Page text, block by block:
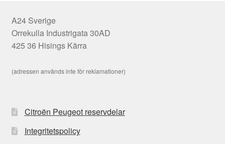
A24 Sverige
Orrekulla Industrigata 30AD
425 36 Hisings Kärra
(adressen används inte för reklamationer)
Citroën Peugeot reservdelar
Integritetspolicy